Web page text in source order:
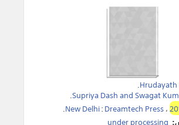
.
Supriya Dash and Swagat
.
New Delhi:Dreamtech Press،
.
under processing